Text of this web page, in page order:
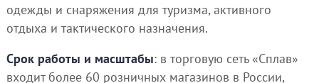
одежды и снаряжения для туризма, активного
отдыха и тактического назначения.
Срок работы и масштабы: в торговую сеть «Сплав»
входит более 60 розничных магазинов в России,